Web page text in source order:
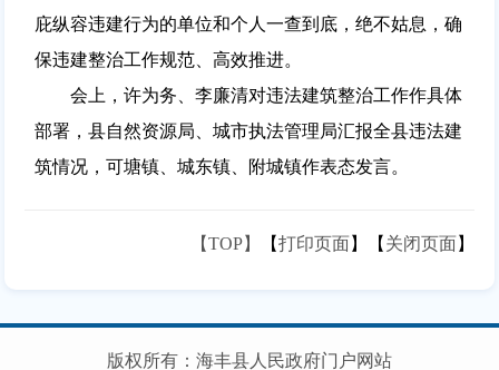
庇纵容违建行为的单位和个人一查到底，绝不姑息，确
保违建整治工作规范、高效推进。
会上，许为务、李廉清对违法建筑整治工作作具体
部署，县自然资源局、城市执法管理局汇报全县违法建
筑情况，可塘镇、城东镇、附城镇作表态发言。
【TOP】 【打印页面】【 关闭页面】
版权所有：海丰县人民政府门户网站